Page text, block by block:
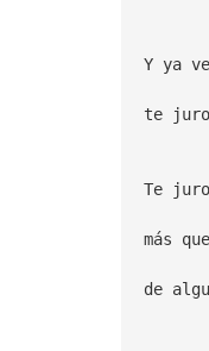
Y ya
te
Te
más
de